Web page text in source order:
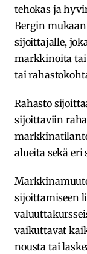
tehokas ja
Bergin
sijoittajalle,
markkinoita tai
tai
Rahasto
sijoittaviin
alueita sekä
sijoittamiseen
vaikuttavat
nousta tai